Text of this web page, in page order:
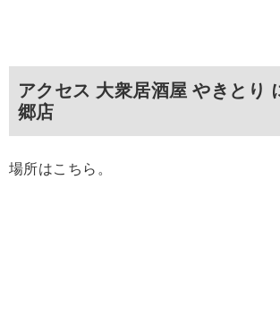
アクセス 大衆居酒屋 やきとり
郷店
場所はこちら。